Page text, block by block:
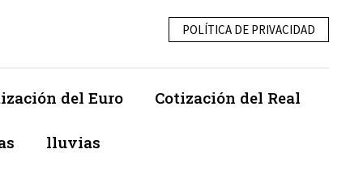
POLÍTICA DE PRIVACIDAD
del Euro Cotización del Real
lluvias